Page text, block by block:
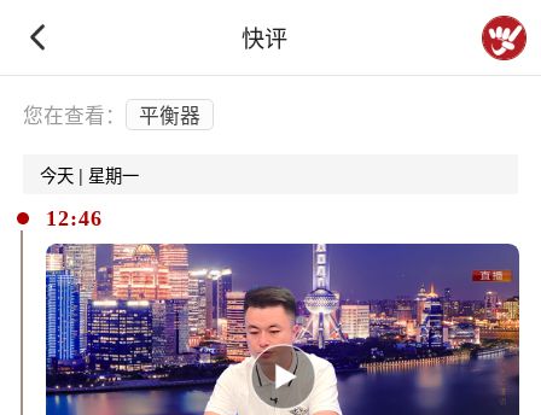
快评
下拉刷新
您在查看： 平衡器
今天 | 星期一
12:46